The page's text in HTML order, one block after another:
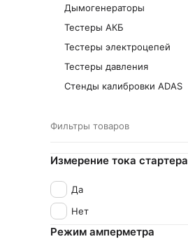
Дымогенераторы
Тестеры АКБ
Тестеры электроцепей
Тестеры давления
Стенды калибровки ADAS
Фильтры товаров
Измерение тока стартера
Да
Нет
Режим амперметра